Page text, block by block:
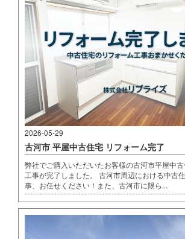
2026-05-29
古河市 平屋中古住宅 リフォーム完了
弊社でご購入いただいたお客様の古河市平屋中
工事が完了しました。 古河市周辺における中古
事、お任せください！また、古河市に限ら...